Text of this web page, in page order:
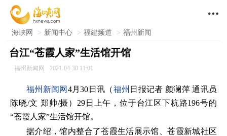

海峡网 > 新闻中心 > 福建频道 > 福州新闻
台江“苍霞人家”生活馆开馆
福州新闻网 2021-04-30 11:01
福州新闻网 4月30日讯（福州 日报记者 颜澜萍 通讯员
陈晓/文 郑帅/摄）29日上午，位于台江区下杭路196号的
“苍霞人家”生活馆开馆。
据介绍，馆内整合了苍霞生活展示馆、苍霞新城社区